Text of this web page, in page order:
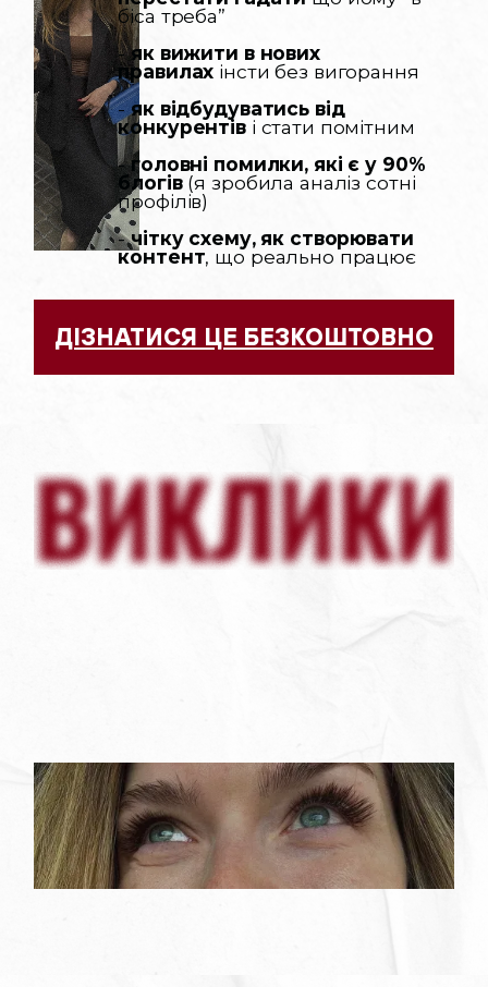
біса треба”
-як вижити в нових
правилах інсти без вигорання
-як відбудуватись від
конкурентіві стати помітним
-головні помилки, які є у 90%
блогів (я зробила аналіз сотні
профілів)
-чітку схему, як створювати
контент, що реально працює
ДІЗНАТИСЯ ЦЕ БЕЗКОШТОВНО